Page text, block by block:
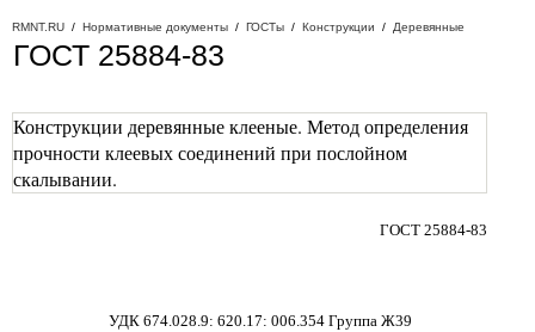
RMNT.RU / Нормативные документы / ГОСТы / Конструкции / Деревянные
ГОСТ 25884-83
Конструкции деревянные клееные. Метод определения
прочности клеевых соединений при послойном
скалывании.
ГОСТ 25884-83
УДК 674.028.9: 620.17: 006.354 Группа Ж39